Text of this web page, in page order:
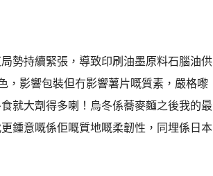
勢持續緊張，導致印刷油墨原料石腦油供
，影響包裝但冇影響薯片嘅質素，嚴格嚟
就大劑得多喇！烏冬係蕎麥麵之後我的最
鍾意嘅係佢嘅質地嘅柔韌性，同埋係日本